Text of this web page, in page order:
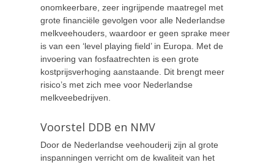
onomkeerbare, zeer ingrijpende maatregel met
grote financiële gevolgen voor alle Nederlandse
melkveehouders, waardoor er geen sprake meer
is van een ‘level playing field’ in Europa. Met de
invoering van fosfaatrechten is een grote
kostprijsverhoging aanstaande. Dit brengt meer
risico’s met zich mee voor Nederlandse
melkveebedrijven.
Voorstel DDB en NMV
Door de Nederlandse veehouderij zijn al grote
inspanningen verricht om de kwaliteit van het